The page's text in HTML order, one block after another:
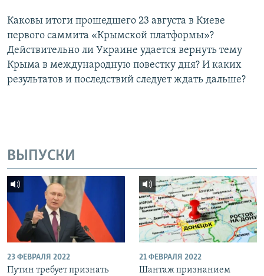
Каковы итоги прошедшего 23 августа в Киеве
первого саммита «Крымской платформы»?
Действительно ли Украине удается вернуть тему
Крыма в международную повестку дня? И каких
результатов и последствий следует ждать дальше?
ВЫПУСКИ
23 ФЕВРАЛЯ 2022
Путин требует признать
21 ФЕВРАЛЯ 2022
Шантаж признанием